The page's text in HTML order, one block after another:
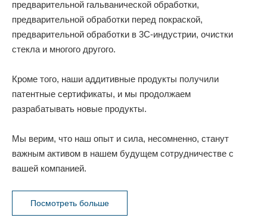
предварительной гальванической обработки,
предварительной обработки перед покраской,
предварительной обработки в 3C-индустрии, очистки
стекла и многого другого.
Кроме того, наши аддитивные продукты получили
патентные сертификаты, и мы продолжаем
разрабатывать новые продукты.
Мы верим, что наш опыт и сила, несомненно, станут
важным активом в нашем будущем сотрудничестве с
вашей компанией.
Посмотреть больше